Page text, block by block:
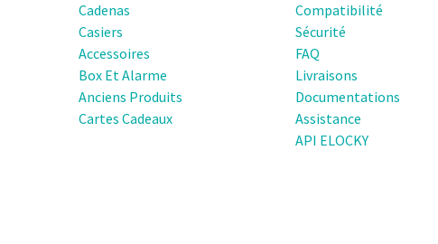
Cadenas
Casiers
Accessoires
Box Et Alarme
Anciens Produits
Cartes Cadeaux
Compatibilité
Sécurité
FAQ
Livraisons
Documentations
Assistance
API ELOCKY